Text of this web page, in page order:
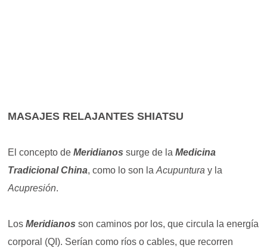
MASAJES RELAJANTES SHIATSU
El concepto deMeridianos surge de laMedicina
Tradicional China, como lo son laAcupuntura y la
Acupresión.
LosMeridianos son caminos por los, que circula la energía
corporal (QI). Serían como ríos o cables, que recorren